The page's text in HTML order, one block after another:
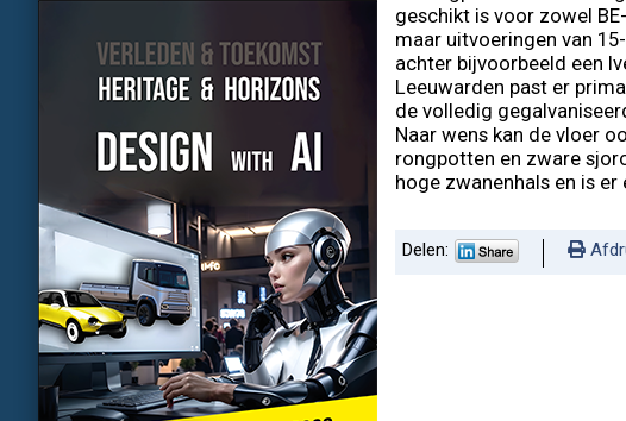
geschikt is voor zowel
maar uitvoeringen van
achter bijvoorbeeld een
Leeuwarden past er
de volledig
Naar wens kan de vloer
rongpotten en zware
hoge zwanenhals en is
Delen: